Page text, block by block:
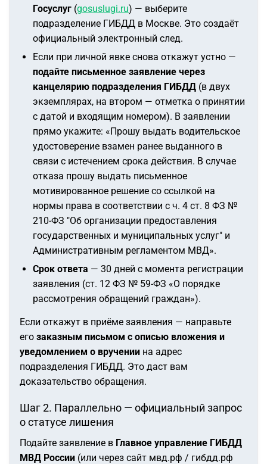
Госуслуг (gosuslugi.ru) — выберите
подразделение ГИБДД в Москве. Это создаёт
официальный электронный след.
Если при личной явке снова откажут устно —
подайте письменное заявление через
канцелярию подразделения ГИБДД (в двух
экземплярах, на втором — отметка о принятии
с датой и входящим номером). В заявлении
прямо укажите: «Прошу выдать водительское
удостоверение взамен ранее выданного в
связи с истечением срока действия. В случае
отказа прошу выдать письменное
мотивированное решение со ссылкой на
нормы права в соответствии с ч. 4 ст. 8 ФЗ №
210-ФЗ "Об организации предоставления
государственных и муниципальных услуг" и
Административным регламентом МВД».
Срок ответа — 30 дней с момента регистрации
заявления (ст. 12 ФЗ № 59-ФЗ «О порядке
рассмотрения обращений граждан»).
Если откажут в приёме заявления — направьте
его заказным письмом с описью вложения и
уведомлением о вручении на адрес
подразделения ГИБДД. Это даст вам
доказательство обращения.
Шаг 2. Параллельно — официальный запрос
о статусе лишения
Подайте заявление в Главное управление ГИБДД
МВД России (или через сайт мвд.рф / гибдд.рф